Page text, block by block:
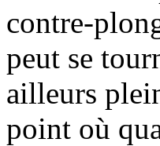
contre-
peut se
ailleurs
point où